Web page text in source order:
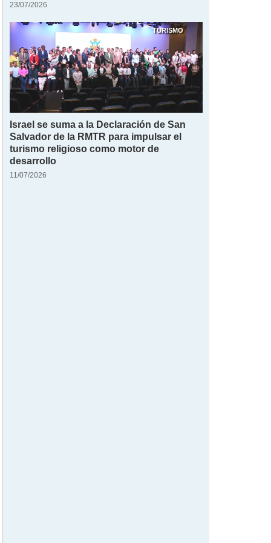
23/07/2026
TURISMO
Israel se suma a la Declaración de San
Salvador de la RMTR para impulsar el
turismo religioso como motor de
desarrollo
11/07/2026